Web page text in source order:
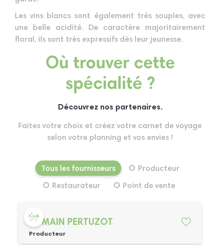
Les vins blancs sont également très souples, avec
une belle acidité. De caractère majoritairement
floral, ils sont très expressifs dès leur jeunesse.
Où trouver cette
spécialité ?
Découvrez nos partenaires.
Faites votre choix et créez votre carnet de voyage
selon votre planning et vos envies !
Tous les fournisseurs Producteur
Restaurateur Point de vente
ROMAIN PERTUZOT
Producteur